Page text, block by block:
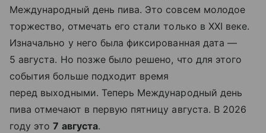
Международный день пива. Это совсем молодое
торжество, отмечать его стали только в XXI веке.
Изначально у него была фиксированная дата —
5 августа. Но позже было решено, что для этого
события больше подходит время
перед выходными. Теперь Международный день
пива отмечают в первую пятницу августа. В 2026
году это7 августа.